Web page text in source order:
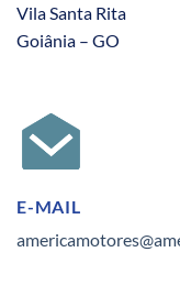
Vila Santa Rita
Goiânia – GO
E-MAIL